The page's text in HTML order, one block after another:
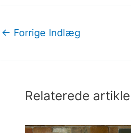
← Forrige Indlæg
Relaterede